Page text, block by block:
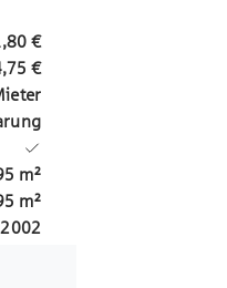
€
€
m²
m²
2002